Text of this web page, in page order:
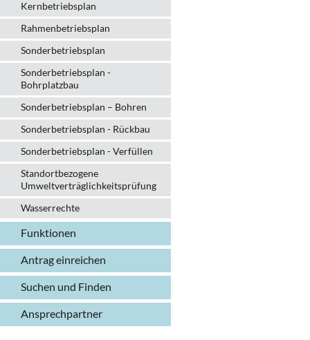
Kernbetriebsplan
Rahmenbetriebsplan
Sonderbetriebsplan
Sonderbetriebsplan -
Bohrplatzbau
Sonderbetriebsplan – Bohren
Sonderbetriebsplan - Rückbau
Sonderbetriebsplan - Verfüllen
Standortbezogene
Umweltverträglichkeitsprüfung
Wasserrechte
Funktionen
Antrag einreichen
Suchen und Finden
Ansprechpartner